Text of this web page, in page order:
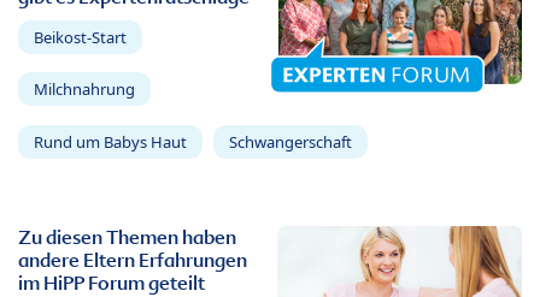
Beikost-Start
Milchnahrung
Rund um Babys Haut Schwangerschaft
Zu diesen Themen haben
andere Eltern Erfahrungen
im HiPP Forum geteilt